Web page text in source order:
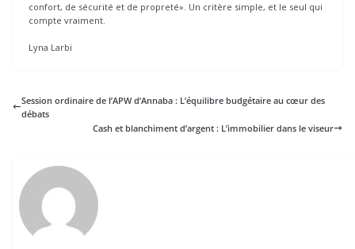
confort, de sécurité et de propreté». Un critère simple, et le seul qui
compte vraiment.
Lyna Larbi
Session ordinaire de l’APW d’Annaba : L’équilibre budgétaire au cœur des
débats
Cash et blanchiment d’argent : L’immobilier dans le viseur